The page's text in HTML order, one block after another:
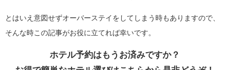
とはいえ意図せずオーバーステイをしてしまう時もありますので、
そんな時この記事がお役に立てれば幸いです。
ホテル予約はもうお済みですか？